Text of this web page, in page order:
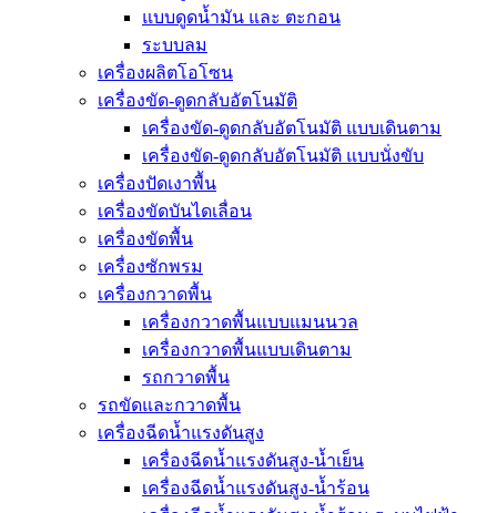
แบบดูดน้ำมัน และ ตะกอน
ระบบลม
เครื่องผลิตโอโซน
เครื่องขัด-ดูดกลับอัตโนมัติ
เครื่องขัด-ดูดกลับอัตโนมัติ แบบเดินตาม
เครื่องขัด-ดูดกลับอัตโนมัติ แบบนั่งขับ
เครื่องปัดเงาพื้น
เครื่องขัดบันไดเลื่อน
เครื่องขัดพื้น
เครื่องซักพรม
เครื่องกวาดพื้น
เครื่องกวาดพื้นแบบแมนนวล
เครื่องกวาดพื้นแบบเดินตาม
รถกวาดพื้น
รถขัดและกวาดพื้น
เครื่องฉีดน้ำแรงดันสูง
เครื่องฉีดน้ำแรงดันสูง-น้ำเย็น
เครื่องฉีดน้ำแรงดันสูง-น้ำร้อน